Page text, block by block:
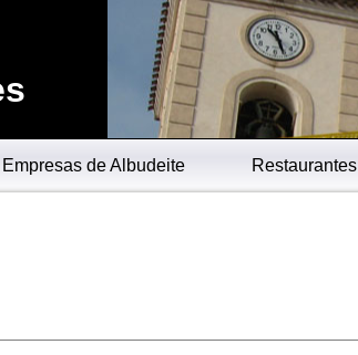
Empresas de Albudeite Restaurantes